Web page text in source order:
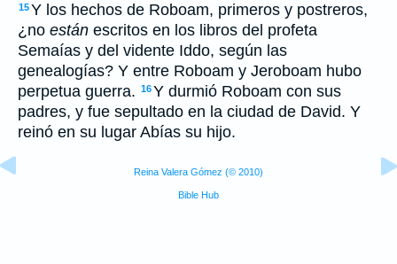
15Y los hechos de Roboam, primeros y postreros,
¿no están escritos en los libros del profeta
Semaías y del vidente Iddo, según las
genealogías? Y entre Roboam y Jeroboam hubo
perpetua guerra. 16Y durmió Roboam con sus
padres, y fue sepultado en la ciudad de David. Y
reinó en su lugar Abías su hijo.
Reina Valera Gómez (© 2010)
Bible Hub